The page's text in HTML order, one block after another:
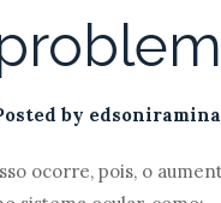
by edsoniramina
ocorre, pois, o